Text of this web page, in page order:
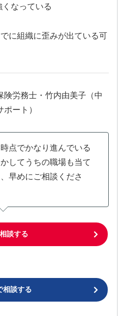
なっている
に組織に歪みが出ている可
労務士・竹内由美子（中
ート）
点でかなり進んでいる
してうちの職場も当て
早めにご相談くださ
談する
相談する